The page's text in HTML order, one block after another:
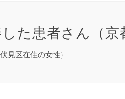
た患者さん（京
見区在住の女性）